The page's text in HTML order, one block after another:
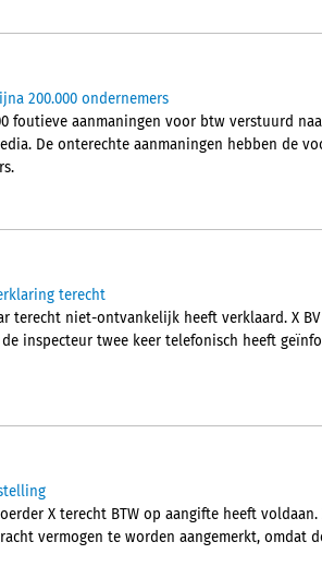
200.000 ondernemers
foutieve aanmaningen voor btw verstuurd
De onterechte aanmaningen hebben de
terecht
terecht niet-ontvankelijk heeft verklaard. X
inspecteur twee keer telefonisch heeft
X terecht BTW op aangifte heeft
vermogen te worden aangemerkt, omdat